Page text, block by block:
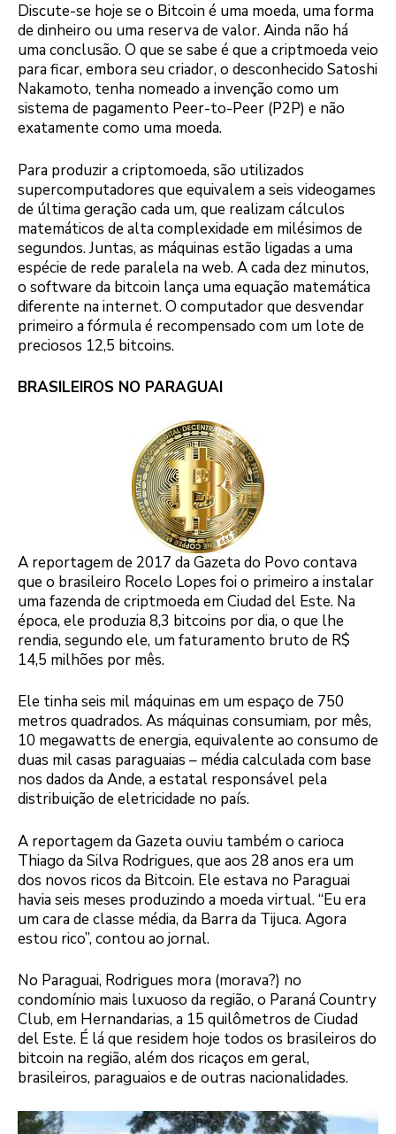
Discute-se hoje se o Bitcoin é uma moeda, uma forma
de dinheiro ou uma reserva de valor. Ainda não há
uma conclusão. O que se sabe é que a criptmoeda veio
para ficar, embora seu criador, o desconhecido Satoshi
Nakamoto, tenha nomeado a invenção como um
sistema de pagamento Peer-to-Peer (P2P) e não
exatamente como uma moeda.
Para produzir a criptomoeda, são utilizados
supercomputadores que equivalem a seis videogames
de última geração cada um, que realizam cálculos
matemáticos de alta complexidade em milésimos de
segundos. Juntas, as máquinas estão ligadas a uma
espécie de rede paralela na web. A cada dez minutos,
o software da bitcoin lança uma equação matemática
diferente na internet. O computador que desvendar
primeiro a fórmula é recompensado com um lote de
preciosos 12,5 bitcoins.
BRASILEIROS NO PARAGUAI
A reportagem de 2017 da Gazeta do Povo contava
que o brasileiro Rocelo Lopes foi o primeiro a instalar
uma fazenda de criptmoeda em Ciudad del Este. Na
época, ele produzia 8,3 bitcoins por dia, o que lhe
rendia, segundo ele, um faturamento bruto de R$
14,5 milhões por mês.
Ele tinha seis mil máquinas em um espaço de 750
metros quadrados. As máquinas consumiam, por mês,
10 megawatts de energia, equivalente ao consumo de
duas mil casas paraguaias – média calculada com base
nos dados da Ande, a estatal responsável pela
distribuição de eletricidade no país.
A reportagem da Gazeta ouviu também o carioca
Thiago da Silva Rodrigues, que aos 28 anos era um
dos novos ricos da Bitcoin. Ele estava no Paraguai
havia seis meses produzindo a moeda virtual. “Eu era
um cara de classe média, da Barra da Tijuca. Agora
estou rico”, contou ao jornal.
No Paraguai, Rodrigues mora (morava?) no
condomínio mais luxuoso da região, o Paraná Country
Club, em Hernandarias, a 15 quilômetros de Ciudad
del Este. É lá que residem hoje todos os brasileiros do
bitcoin na região, além dos ricaços em geral,
brasileiros, paraguaios e de outras nacionalidades.